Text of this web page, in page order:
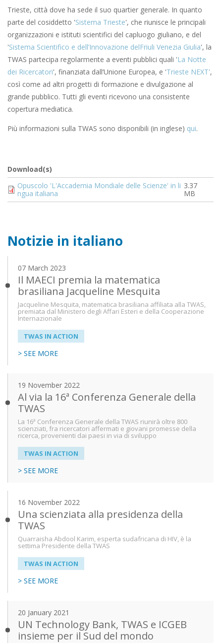
Trieste, città dove ha sede il suo quartier generale. In quanto
parte del cosiddetto 'Sistema Trieste', che riunisce le principali
organizzazioni e istituti scientifici del capluogo giuliano, e del
'Sistema Scientifico e dell’Innovazione delFriuli Venezia Giulia', la
TWAS partecipa regolarmente a eventi pubblici quali 'La Notte
dei Ricercatori', finanziata dall’Unione Europea, e 'Trieste NEXT',
così come ad altri progetti di formazione e divulgazione al
grande pubblico. Tutti gli eventi ricevono una consistente
copertura mediatica.
Più informazioni sulla TWAS sono disponibili (in inglese) qui.
Download(s)
Document
Opuscolo 'L'Accademia Mondiale delle Scienze' in li
ngua italiana
3.37
MB
Notizie in italiano
07 March 2023
Il MAECI premia la matematica
brasiliana Jacqueline Mesquita
Jacqueline Mesquita, matematica brasiliana affiliata alla TWAS,
premiata dal Ministero degli Affari Esteri e della Cooperazione
Internazionale
TWAS IN ACTION
> SEE MORE
19 November 2022
Al via la 16ª Conferenza Generale della
TWAS
La 16ª Conferenza Generale della TWAS riunirà oltre 800
scienziati, fra ricercatori affermati e giovani promesse della
ricerca, provenienti dai paesi in via di sviluppo
TWAS IN ACTION
> SEE MORE
16 November 2022
Una scienziata alla presidenza della
TWAS
Quarraisha Abdool Karim, esperta sudafricana di HIV, è la
settima Presidente della TWAS
TWAS IN ACTION
> SEE MORE
20 January 2021
UN Technology Bank, TWAS e ICGEB
insieme per il Sud del mondo